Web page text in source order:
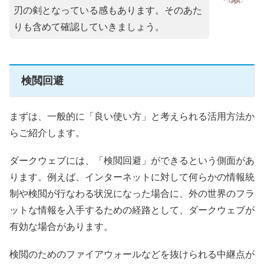
刃の剣となっている感もあります。そのあた
りも含めて確認していきましょう。
検閲回避
まずは、一般的に「良い使い方」と考えられる活用方法か
らご紹介します。
ダークウェブには、「検閲回避」ができるという側面があ
ります。例えば、インターネットに対して何らかの情報統
制や検閲が行なわる状況になった場合に、外の世界のフラ
ットな情報を入手するための経路として、ダークウェブが
有効な場合があります。
検閲のためのファイアウォールなどを抜けられる中継点が